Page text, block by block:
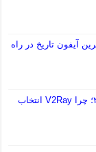
۱۸؛ آیا گران‌ترین آیفون تاریخ در راه
بهترین جایگزین VPN در سال ۲۰۲۶؛ چرا V2Ray انتخاب